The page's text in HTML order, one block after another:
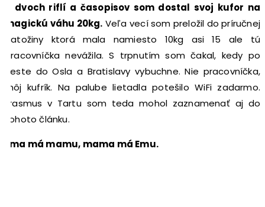
a dvoch riflí a časopisov som dostal svoj kufor na
magickú váhu 20kg. Veľa vecí som preložil do príručnej
batožiny ktorá mala namiesto 10kg asi 15 ale tú
pracovníčka nevážila. S trpnutím som čakal, kedy po
ceste do Osla a Bratislavy vybuchne. Nie pracovníčka,
môj kufrík. Na palube lietadla potešilo WiFi zadarmo.
Erasmus v Tartu som teda mohol zaznamenať aj do
tohoto článku.
Ema má mamu, mama má Emu.